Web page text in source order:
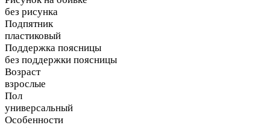
без рисунка
Подпятник
пластиковый
Поддержка поясницы
без поддержки поясницы
Возраст
взрослые
Пол
универсальный
Особенности